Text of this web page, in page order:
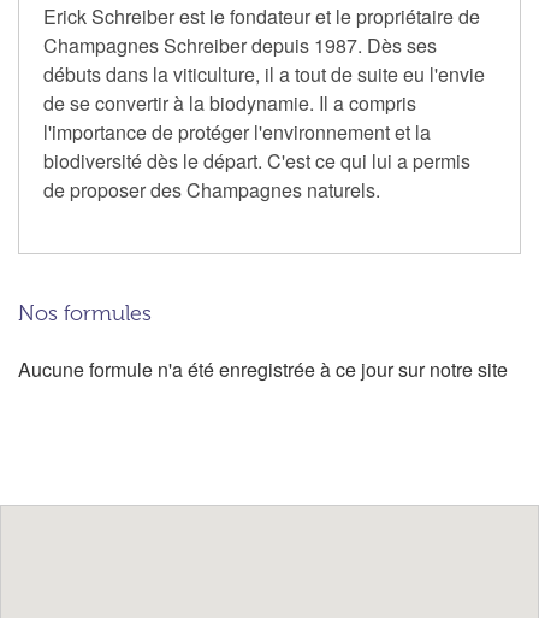
Erick Schreiber est le fondateur et le propriétaire de
Champagnes Schreiber depuis 1987. Dès ses
débuts dans la viticulture, il a tout de suite eu l'envie
de se convertir à la biodynamie. Il a compris
l'importance de protéger l'environnement et la
biodiversité dès le départ. C'est ce qui lui a permis
de proposer des Champagnes naturels.
Nos formules
Aucune formule n'a été enregistrée à ce jour sur notre site